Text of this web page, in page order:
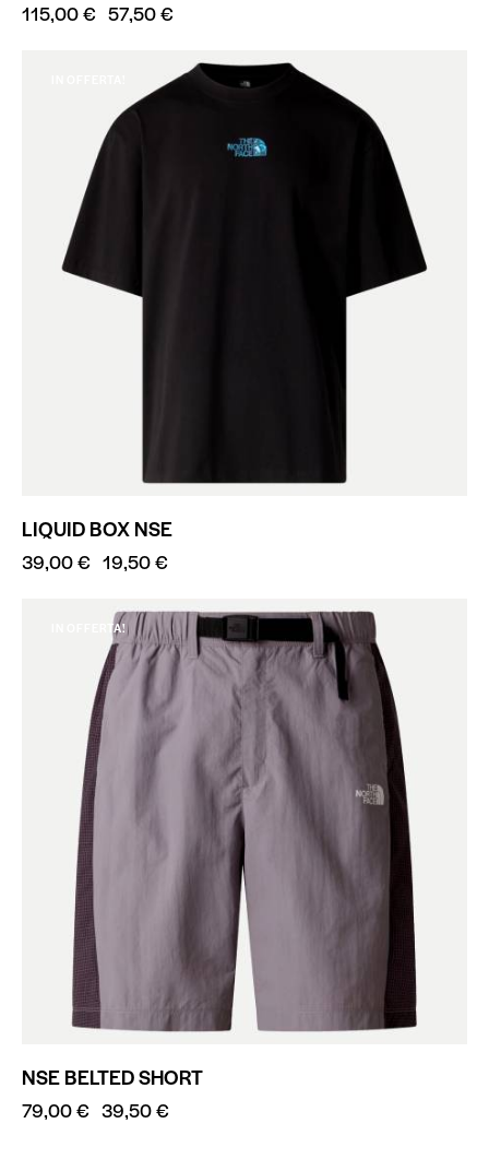
115,00€ 57,50€
LIQUID BOX NSE
39,00€ 19,50€
IN OFFERTA!
NSE BELTED SHORT
79,00€ 39,50€